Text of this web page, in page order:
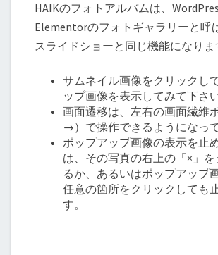
HAIKのフォトアルバムは、
Elementorのフォトギャラリーと呼
スライドショーと同じ機能になりま
サムネイル画像をクリックし
ップ画像を表示してみて下さい
画面遷移は、左右の画面繊維
→）で操作できるようになって
ポップアップ画像の表示を止
は、その写真の右上の「×」
るか、あるいはポップアップ
任意の箇所をクリックしても
す。